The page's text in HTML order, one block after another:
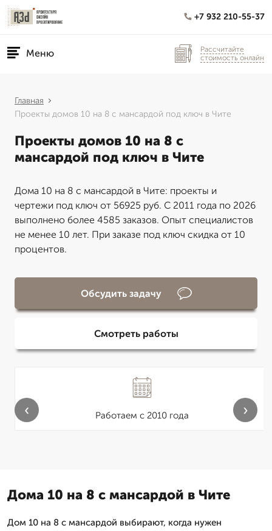
+7 932 210-55-37
Меню
Рассчитайте
стоимость онлайн
Главная
Проекты домов 10 на 8 с мансардой под ключ в Чите
Проекты домов 10 на 8 с
мансардой под ключ в Чите
Дома 10 на 8 с мансардой в Чите: проекты и
чертежи под ключ от 56925 руб. С 2011 года по 2026
выполнено более 4585 заказов. Опыт специалистов
не менее 10 лет. При заказе под ключ скидка от 10
процентов.
Обсудить задачу
Смотреть работы
Работаем с 2010 года
‹ ›
Дома 10 на 8 с мансардой в Чите
Дом 10 на 8 с мансардой выбирают, когда нужен